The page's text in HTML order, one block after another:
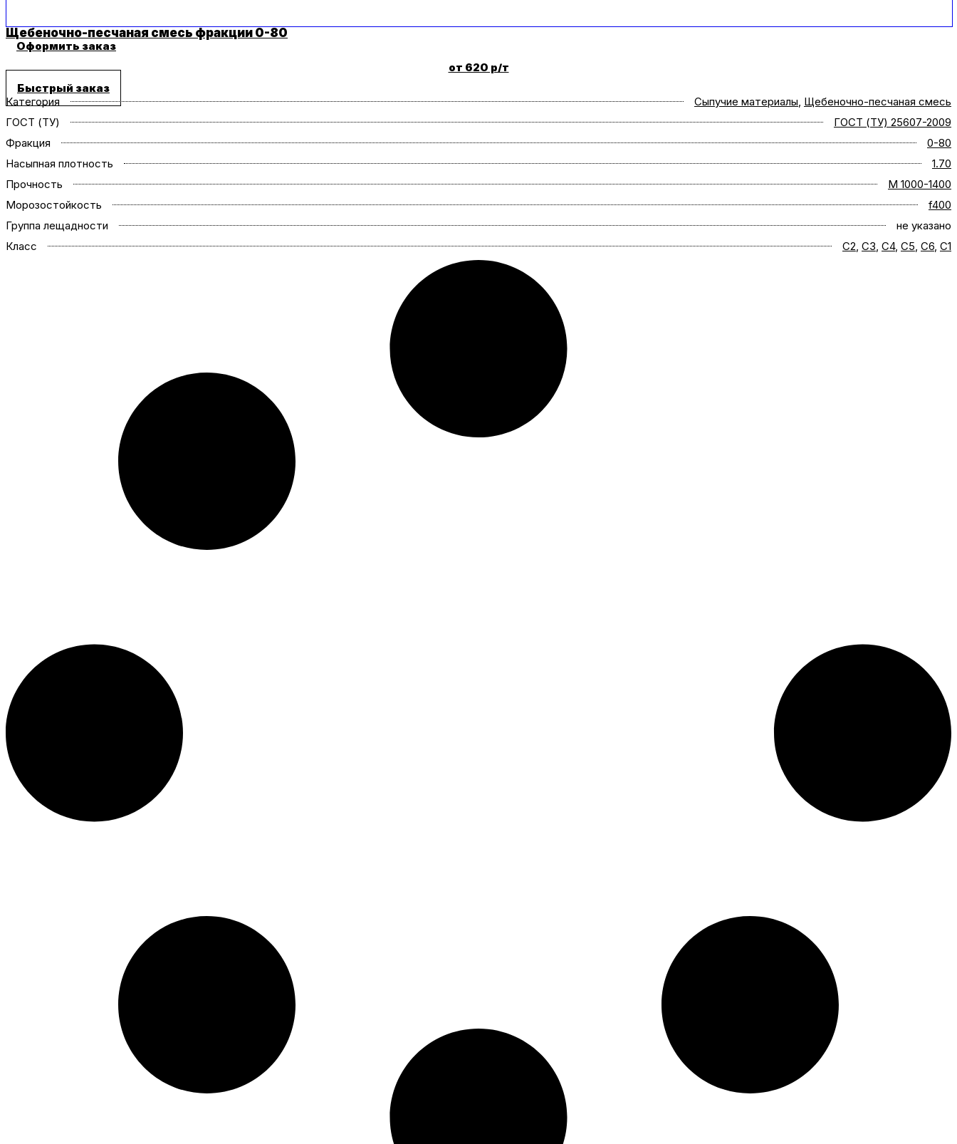
Щебеночно-песчаная смесь фракции 0-80
Оформить заказ
от 620 р/т
Быстрый заказ
Категория
Сыпучие материалы, Щебеночно-песчаная смесь
ГОСТ (ТУ)
ГОСТ (ТУ) 25607-2009
Фракция
0-80
Насыпная плотность
1.70
Прочность
M 1000-1400
Морозостойкость
f400
Группа лещадности
не указано
Класс
C2, C3, C4, C5, C6, С1